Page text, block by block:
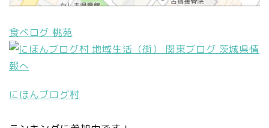
食べログ 桃苑
にほんブログ村